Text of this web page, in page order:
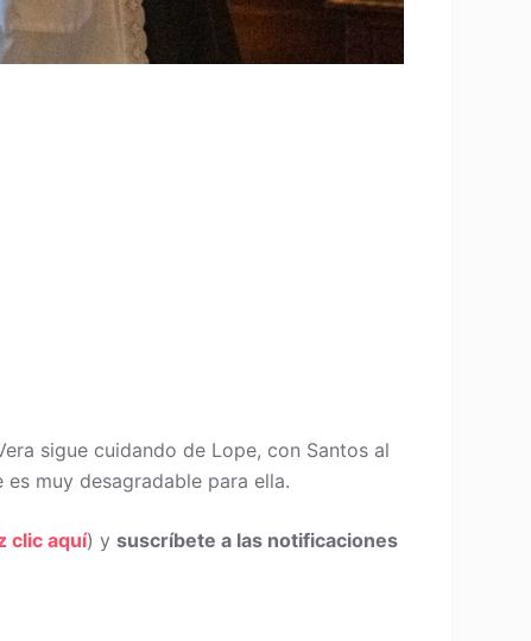
sigue cuidando de Lope, con Santos al
muy desagradable para ella.
clic aquí) ysuscríbete a las notificaciones